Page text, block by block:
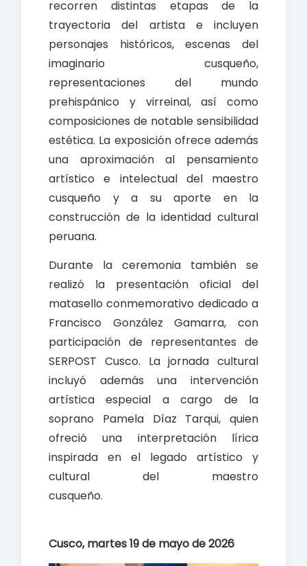
recorren distintas etapas de la
trayectoria del artista e incluyen
personajes históricos, escenas del
imaginario cusqueño,
representaciones del mundo
prehispánico y virreinal, así como
composiciones de notable sensibilidad
estética. La exposición ofrece además
una aproximación al pensamiento
artístico e intelectual del maestro
cusqueño y a su aporte en la
construcción de la identidad cultural
peruana.
Durante la ceremonia también se
realizó la presentación oficial del
matasello conmemorativo dedicado a
Francisco González Gamarra, con
participación de representantes de
SERPOST Cusco. La jornada cultural
incluyó además una intervención
artística especial a cargo de la
soprano Pamela Díaz Tarqui, quien
ofreció una interpretación lírica
inspirada en el legado artístico y
cultural del maestro
cusqueño.
Cusco, martes 19 de mayo de 2026